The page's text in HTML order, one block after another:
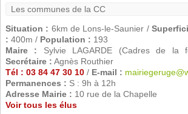
Situation : 6km de Lons-le-Saunier /
: 400m / Population : 193
Maire : Sylvie LAGARDE (Cadres de la
Secrétaire : Agnès Routhier
Tél : 03 84 47 30 10/ E-mail :
Permanences : S : 9h à 12h
Adresse Mairie : 10 rue de la Chapelle
Voir tous les élus